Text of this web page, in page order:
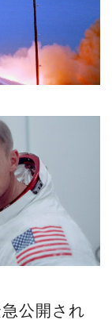
公開され